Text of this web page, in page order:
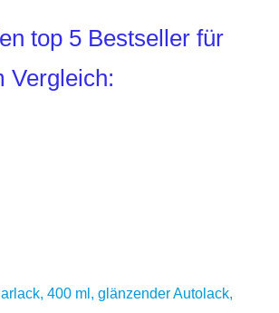
top 5 Bestseller für
Vergleich:
400 ml, glänzender Autolack,